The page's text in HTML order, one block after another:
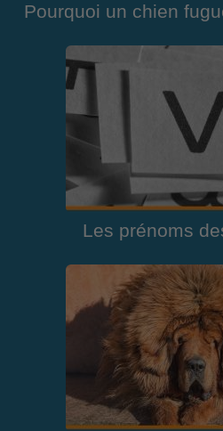
Pourquoi un chien
Les prénoms